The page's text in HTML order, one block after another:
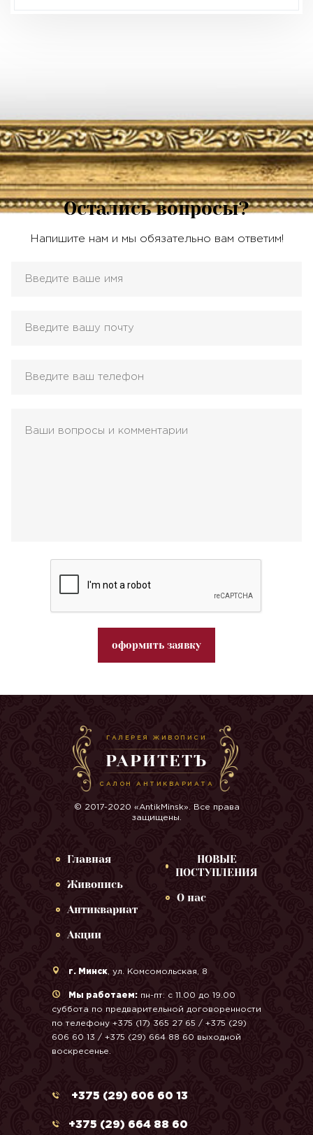
Остались вопросы?
Напишите нам и мы обязательно вам ответим!
оформить заявку
ГАЛЕРЕЯ ЖИВОПИСИ
РАРИТЕТЪ
САЛОН АНТИКВАРИАТА
© 2017-2020 «AntikMinsk». Все права
защищены.
Главная
Живопись
Антиквариат
Акции
НОВЫЕ
ПОСТУПЛЕНИЯ
О нас
г. Минск , ул. Комсомольская, 8
Мы работаем: пн-пт: с 11.00 до 19.00
суббота по предварительной договоренности
по телефону +375 (17) 365 27 65 / +375 (29)
606 60 13 / +375 (29) 664 88 60 выходной
воскресенье.
+375 (29) 606 60 13
+375 (29) 664 88 60